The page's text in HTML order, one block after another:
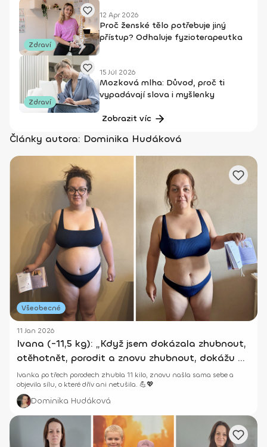
Zdraví
12 Apr 2026
Proč ženské tělo potřebuje jiný
přístup? Odhaluje fyzioterapeutka
Zdraví
15 Júl 2026
Mozková mlha: Důvod, proč ti
vypadávají slova i myšlenky
Zobrazit víc
Články autora: Dominika Hudáková
Všeobecné
11 Jan 2026
Ivana (-11,5 kg): „Když jsem dokázala zhubnout,
otěhotnět, porodit a znovu zhubnout, dokážu už
opravdu všechno.“
Ivanka po třech porodech zhubla 11 kilo, znovu našla sama sebe a
objevila sílu, o které dřív ani netušila. 💪💖
Dominika Hudáková